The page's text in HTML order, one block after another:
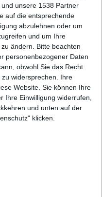
unsere 1538 Partner
auf die entsprechende
abzulehnen oder um
und um Ihre
ändern. Bitte beachten
personenbezogener Daten
obwohl Sie das Recht
widersprechen. Ihre
Website. Sie können Ihre
Ihre Einwilligung widerrufen,
und unten auf der
klicken.
Trommel zu
zu produzieren.
Siriabgesehen und ist
im iPhone 4S, ist das
multimedial
Channel bei YouTube
hochgeladen, der sich